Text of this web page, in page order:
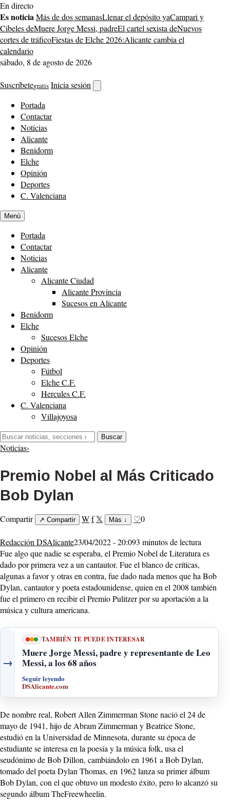
Saltar
al
contenido
En directo
Es noticiaMás de dos semanasLlenar el depósito yaCampari y
Cibeles deMuere Jorge Messi, padreEl cartel sexista deNuevos
cortes de tráficoFiestas de Elche 2026:Alicante cambia el
calendario
sábado, 8 de agosto de 2026
Suscríbetegratis Inicia sesión
buscador
Portada
Contactar
Noticias
Alicante
Benidorm
Elche
Opinión
Deportes
C. Valenciana
Menú
Portada
Contactar
Noticias
Alicante
Alicante Ciudad
Alicante Provincia
Sucesos en Alicante
Benidorm
Elche
Sucesos Elche
Opinión
Deportes
Fútbol
Elche C.F.
Hercules C.F.
C. Valenciana
Villajoyosa
Buscar:
Buscar
Noticias›
Premio Nobel al Más Criticado
Bob Dylan
Compartir ↗ Compartir Wf 𝕏 Más ↓ ♡0
Redacción DSAlicante23/04/2022 - 20:093 minutos de lectura
Fue algo que nadie se esperaba, el Premio Nobel de Literatura es
dado por primera vez a un cantautor. Fue el blanco de críticas,
algunas a favor y otras en contra, fue dado nada menos que ha Bob
Dylan, cantautor y poeta estadounidense, quien en el 2008 también
fue el primero en recibir el Premio Pulitzer por su aportación a la
música y cultura americana.
→
TAMBIÉN TE PUEDE INTERESAR
Muere Jorge Messi, padre y representante de Leo
Messi, a los 68 años
Seguir leyendo
DSAlicante.com
De nombre real, Robert Allen Zimmerman Stone nació el 24 de
mayo de 1941, hijo de Abram Zimmerman y Beatrice Stone,
estudió en la Universidad de Minnesota, durante su época de
estudiante se interesa en la poesía y la música folk, usa el
seudónimo de Bob Dillon, cambiándolo en 1961 a Bob Dylan,
tomado del poeta Dylan Thomas, en 1962 lanza su primer álbum
Bob Dylan, con el que obtuvo un modesto éxito, pero lo alcanzó su
segundo álbum TheFreewheelin.